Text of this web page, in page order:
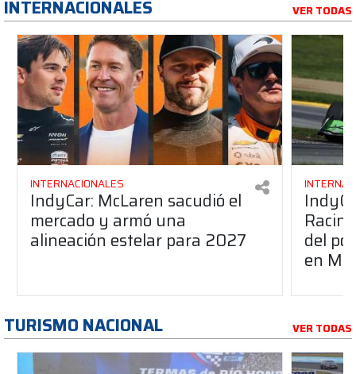
INTERNACIONALES VER TODAS
INTERNACIONALES
IndyCar: McLaren sacudió el
mercado y armó una
alineación estelar para 2027 del
en
TURISMO NACIONAL VER TODAS